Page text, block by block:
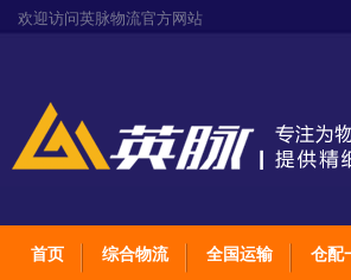
欢迎访问英脉物流官方网站
首页 综合物流 全国运输 仓配